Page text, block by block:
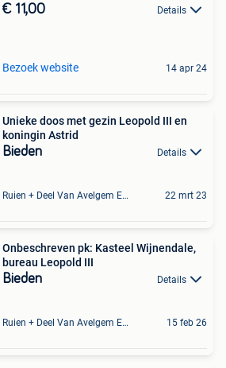
€ 11,00 Details
Bezoek website 14 apr 24
Unieke doos met gezin Leopold III en
koningin Astrid
Bieden Details
Ruien + Deel Van Avelgem En Waarmaarde 22 mrt 23
Onbeschreven pk: Kasteel Wijnendale,
bureau Leopold III
Bieden Details
Ruien + Deel Van Avelgem En Waarmaarde 15 feb 26